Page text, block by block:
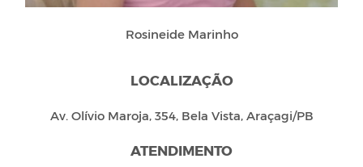
Rosineide Marinho
LOCALIZAÇÃO
Av. Olívio Maroja, 354, Bela Vista, Araçagi/PB
ATENDIMENTO